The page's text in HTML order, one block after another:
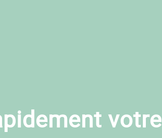
votre